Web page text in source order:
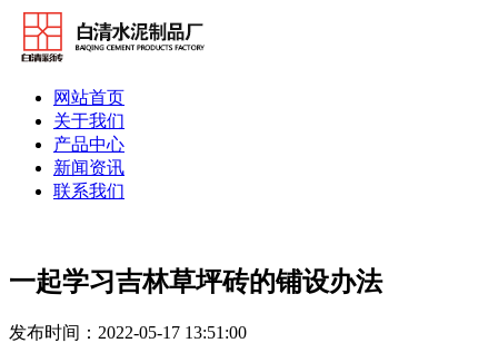
网站首页
关于我们
产品中心
新闻资讯
联系我们
一起学习吉林草坪砖的铺设办法
发布时间：2022-05-17 13:51:00